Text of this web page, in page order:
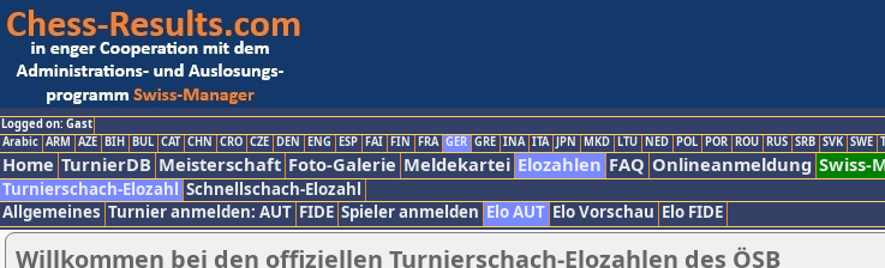
Logged on: Gast
Arabic ARM AZE BIH BUL CAT CHN CRO CZE DEN ENG ESP FAI FIN FRA GER GRE INA ITA JPN MKD LTU NED POL POR ROU RUS SRB SVK SWE
Home TurnierDB Meisterschaft Foto-Galerie Meldekartei Elozahlen FAQ Onlineanmeldung Swiss-
Turnierschach-Elozahl Schnellschach-Elozahl
Allgemeines Turnier anmelden: AUT FIDE Spieler anmelden Elo AUT Elo Vorschau Elo FIDE
Willkommen bei den offiziellen Turnierschach-Elozahlen des ÖSB